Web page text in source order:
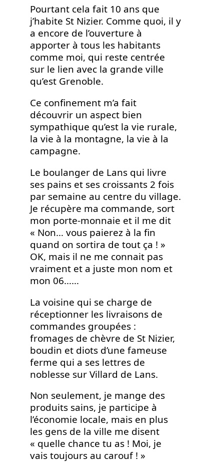
Pourtant cela fait 10 ans que
j’habite St Nizier. Comme quoi, il y
a encore de l’ouverture à
apporter à tous les habitants
comme moi, qui reste centrée
sur le lien avec la grande ville
qu’est Grenoble.
Ce confinement m’a fait
découvrir un aspect bien
sympathique qu’est la vie rurale,
la vie à la montagne, la vie à la
campagne.
Le boulanger de Lans qui livre
ses pains et ses croissants 2 fois
par semaine au centre du village.
Je récupère ma commande, sort
mon porte-monnaie et il me dit
« Non… vous paierez à la fin
quand on sortira de tout ça ! »
OK, mais il ne me connait pas
vraiment et a juste mon nom et
mon 06……
La voisine qui se charge de
réceptionner les livraisons de
commandes groupées :
fromages de chèvre de St Nizier,
boudin et diots d’une fameuse
ferme qui a ses lettres de
noblesse sur Villard de Lans.
Non seulement, je mange des
produits sains, je participe à
l’économie locale, mais en plus
les gens de la ville me disent
« quelle chance tu as ! Moi, je
vais toujours au carouf ! »